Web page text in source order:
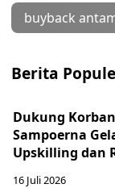
buyback
Berita
Dukung
Sampoerna
Upskilling dan
16 Juli 2026